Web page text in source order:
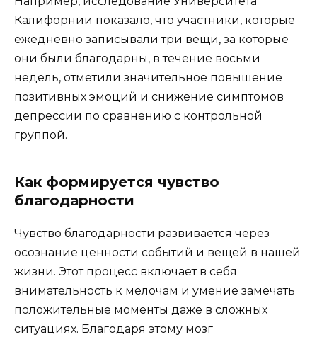
Калифорнии показало, что участники, которые
ежедневно записывали три вещи, за которые
они были благодарны, в течение восьми
недель, отметили значительное повышение
позитивных эмоций и снижение симптомов
депрессии по сравнению с контрольной
группой.
Как формируется чувство
благодарности
Чувство благодарности развивается через
осознание ценности событий и вещей в нашей
жизни. Этот процесс включает в себя
внимательность к мелочам и умение замечать
положительные моменты даже в сложных
ситуациях. Благодаря этому мозг